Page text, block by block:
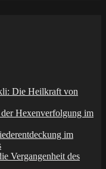
Die Heilkraft von
Hexenverfolgung im
im
Vergangenheit des